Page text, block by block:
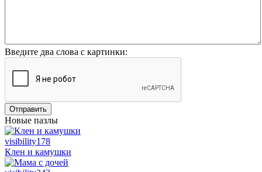
Введите два слова с картинки:
Отправить
Новые пазлы
visibility178
Клен и камушки